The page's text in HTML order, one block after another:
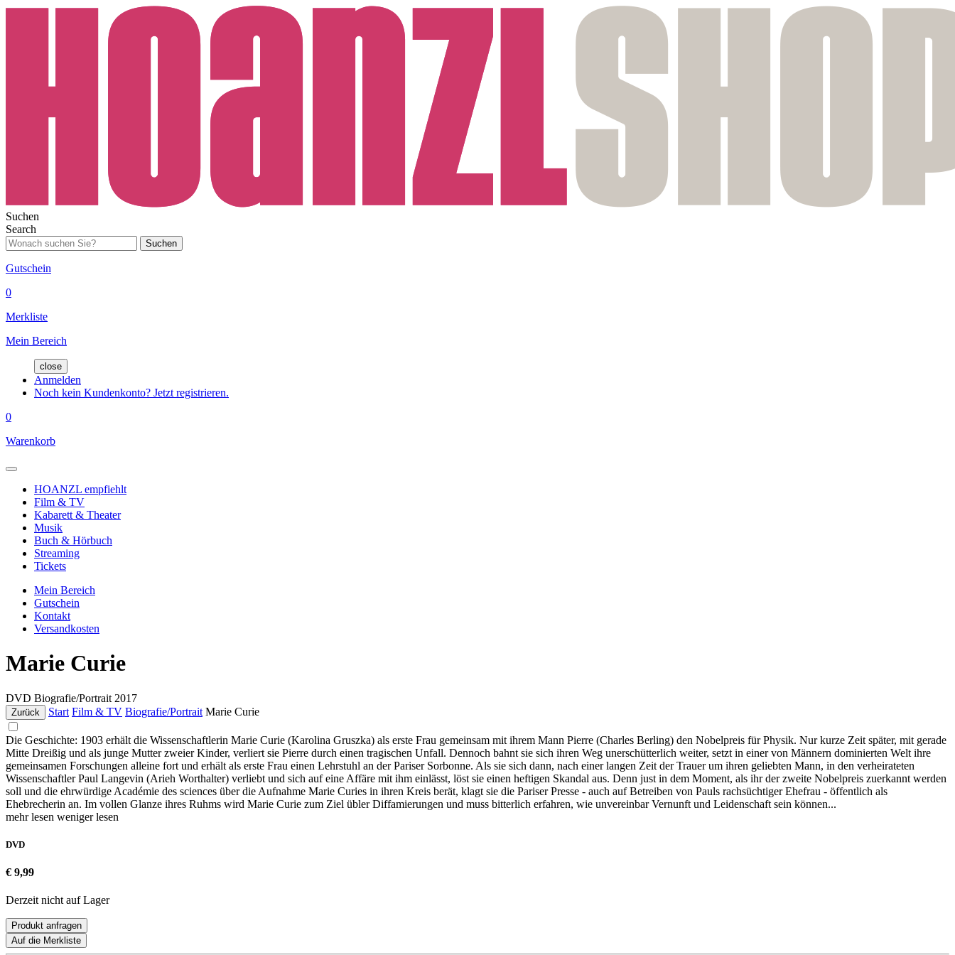
Suchen
Search
Suchen
Gutschein
0
Merkliste
Mein Bereich
close
Anmelden
Noch kein Kundenkonto? Jetzt registrieren.
0
Warenkorb
HOANZL empfiehlt
Film & TV
Kabarett & Theater
Musik
Buch & Hörbuch
Streaming
Tickets
Mein Bereich
Gutschein
Kontakt
Versandkosten
Marie Curie
DVD Biografie/Portrait 2017
Zurück Start Film & TV Biografie/Portrait Marie Curie
Die Geschichte: 1903 erhält die Wissenschaftlerin Marie Curie (Karolina Gruszka) als erste Frau gemeinsam mit ihrem Mann Pierre (Charles Berling) den Nobelpreis für Physik. Nur kurze Zeit später, mit gerade
Mitte Dreißig und als junge Mutter zweier Kinder, verliert sie Pierre durch einen tragischen Unfall. Dennoch bahnt sie sich ihren Weg unerschütterlich weiter, setzt in einer von Männern dominierten Welt ihre
gemeinsamen Forschungen alleine fort und erhält als erste Frau einen Lehrstuhl an der Pariser Sorbonne. Als sie sich dann, nach einer langen Zeit der Trauer um ihren geliebten Mann, in den verheirateten
Wissenschaftler Paul Langevin (Arieh Worthalter) verliebt und sich auf eine Affäre mit ihm einlässt, löst sie einen heftigen Skandal aus. Denn just in dem Moment, als ihr der zweite Nobelpreis zuerkannt werden
soll und die ehrwürdige Académie des sciences über die Aufnahme Marie Curies in ihren Kreis berät, klagt sie die Pariser Presse - auch auf Betreiben von Pauls rachsüchtiger Ehefrau - öffentlich als
Ehebrecherin an. Im vollen Glanze ihres Ruhms wird Marie Curie zum Ziel übler Diffamierungen und muss bitterlich erfahren, wie unvereinbar Vernunft und Leidenschaft sein können...
mehr lesen weniger lesen
DVD
€ 9,99
Derzeit nicht auf Lager
Produkt anfragen
Auf die Merkliste